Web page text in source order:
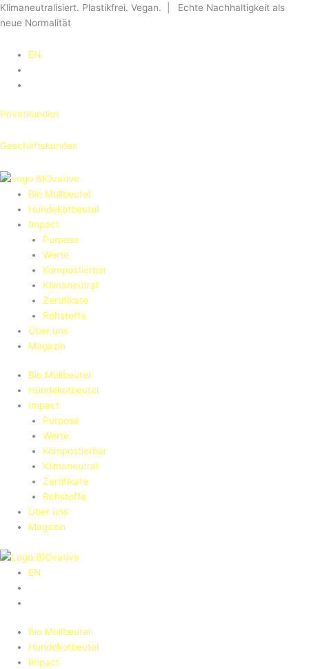
Zum
Inhalt
Klimaneutralisiert. Plastikfrei. Vegan. | Echte Nachhaltigkeit als
neue Normalität
EN
Privatkunden
Geschäftskunden
Bio Müllbeutel
Hundekotbeutel
Impact
Purpose
Werte
Kompostierbar
Klimaneutral
Zertifikate
Rohstoffe
Über uns
Magazin
Bio Müllbeutel
Hundekotbeutel
Impact
Purpose
Werte
Kompostierbar
Klimaneutral
Zertifikate
Rohstoffe
Über uns
Magazin
EN
Bio Müllbeutel
Hundekotbeutel
Impact
10
Liter
Müllbeutel:
100%
kompostierbar,
Beutel